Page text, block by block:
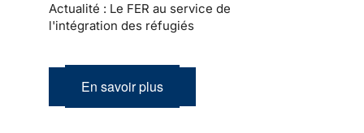
Actualité : Le FER au service de
l'intégration des réfugiés
En savoir plus